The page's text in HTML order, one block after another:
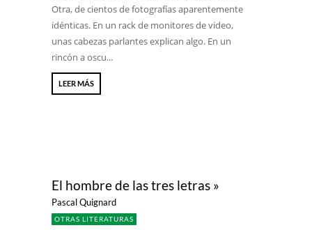
Otra, de cientos de fotografías aparentemente
idénticas. En un rack de monitores de video,
unas cabezas parlantes explican algo. En un
rincón a oscu...
LEER MÁS
El hombre de las tres letras »
Pascal Quignard
OTRAS LITERATURAS